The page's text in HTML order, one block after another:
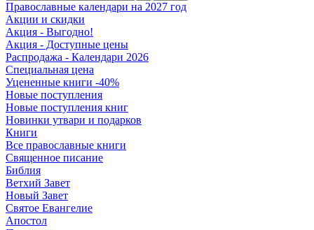
Православные календари на 2027 год
Акции и скидки
Акция - Выгодно!
Акция - Доступные цены
Распродажа - Календари 2026
Специальная цена
Уцененные книги -40%
Новые поступления
Новые поступления книг
Новинки утвари и подарков
Книги
Все православные книги
Священное писание
Библия
Ветхий Завет
Новый Завет
Святое Евангелие
Апостол